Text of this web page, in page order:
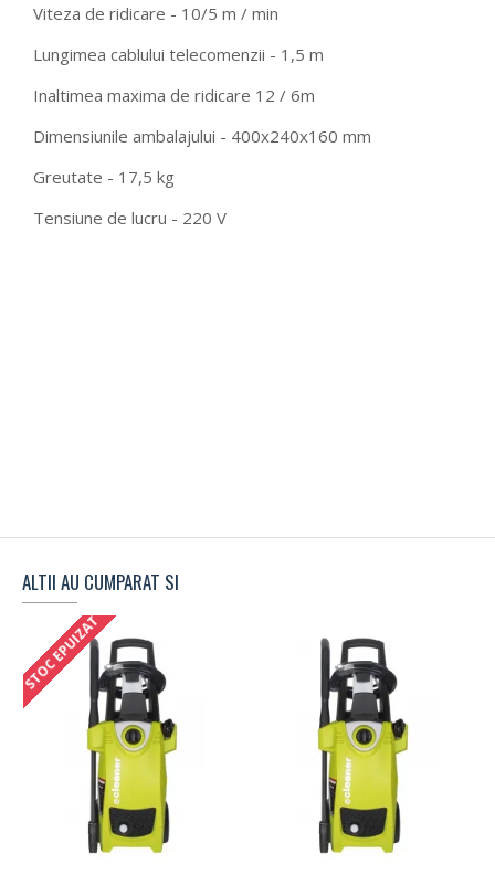
Viteza de ridicare - 10/5 m / min
Lungimea cablului telecomenzii - 1,5 m
Inaltimea maxima de ridicare 12 / 6m
Dimensiunile ambalajului - 400x240x160 mm
Greutate - 17,5 kg
Tensiune de lucru - 220 V
ALTII AU CUMPARAT SI
STOC EPUIZAT